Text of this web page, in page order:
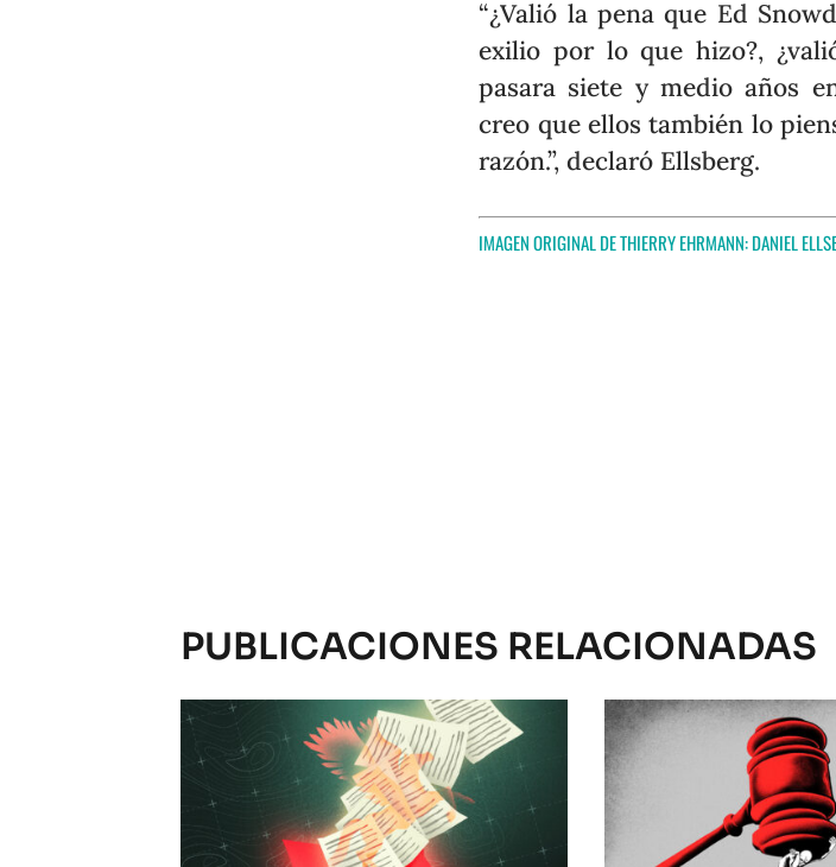
“¿Valió la pena que Ed
exilio por lo que hizo?,
pasara siete y medio años
creo que ellos también lo
razón.”, declaró Ellsberg.
IMAGEN ORIGINAL DE THIERRY EHRMANN:DANIEL
PUBLICACIONES RELACIONADAS